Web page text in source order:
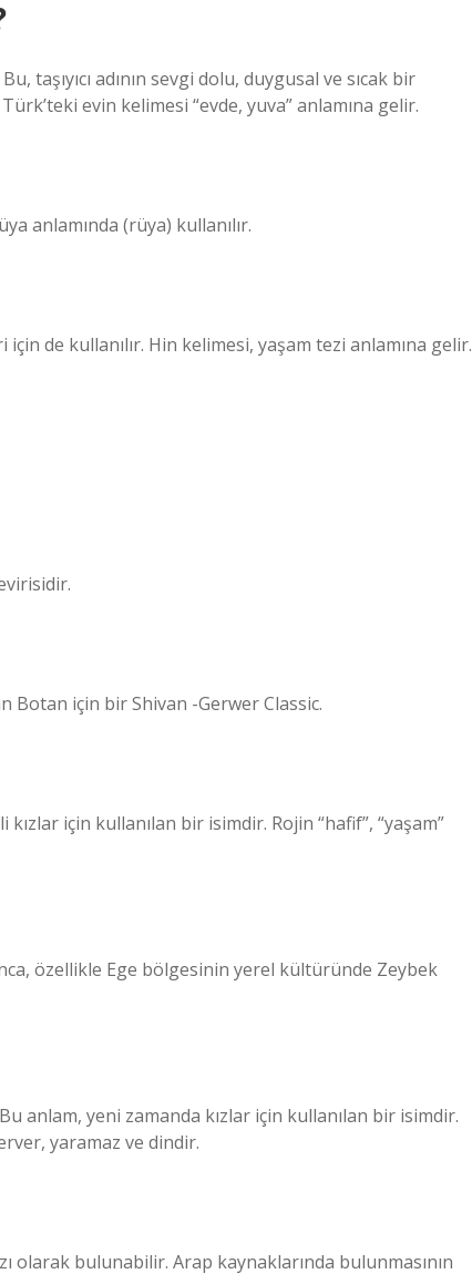
taşıyıcı adının sevgi dolu, duygusal ve sıcak bir
evin kelimesi “evde, yuva” anlamına gelir.
anlamında (rüya) kullanılır.
de kullanılır. Hin kelimesi, yaşam tezi anlamına gelir.
Botan için bir Shivan -Gerwer Classic.
için kullanılan bir isimdir. Rojin “hafif”, “yaşam”
özellikle Ege bölgesinin yerel kültüründe Zeybek
anlam, yeni zamanda kızlar için kullanılan bir isimdir.
yaramaz ve dindir.
olarak bulunabilir. Arap kaynaklarında bulunmasının